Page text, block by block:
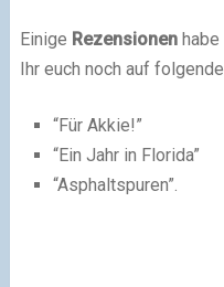
Einige Rezensionenhabe
Ihr euch noch auf
“Für Akkie!”
“Ein Jahr in Florida”
“Asphaltspuren”.